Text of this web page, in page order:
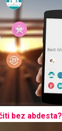
bez abdesta?